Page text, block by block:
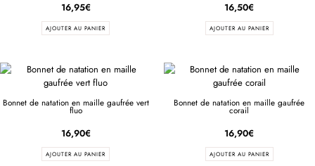
16,95€
AJOUTER AU PANIER
16,50€
AJOUTER AU PANIER
Bonnet de natation en maille gaufrée vert
fluo
16,90€
AJOUTER AU PANIER
Bonnet de natation en maille gaufrée
corail
16,90€
AJOUTER AU PANIER